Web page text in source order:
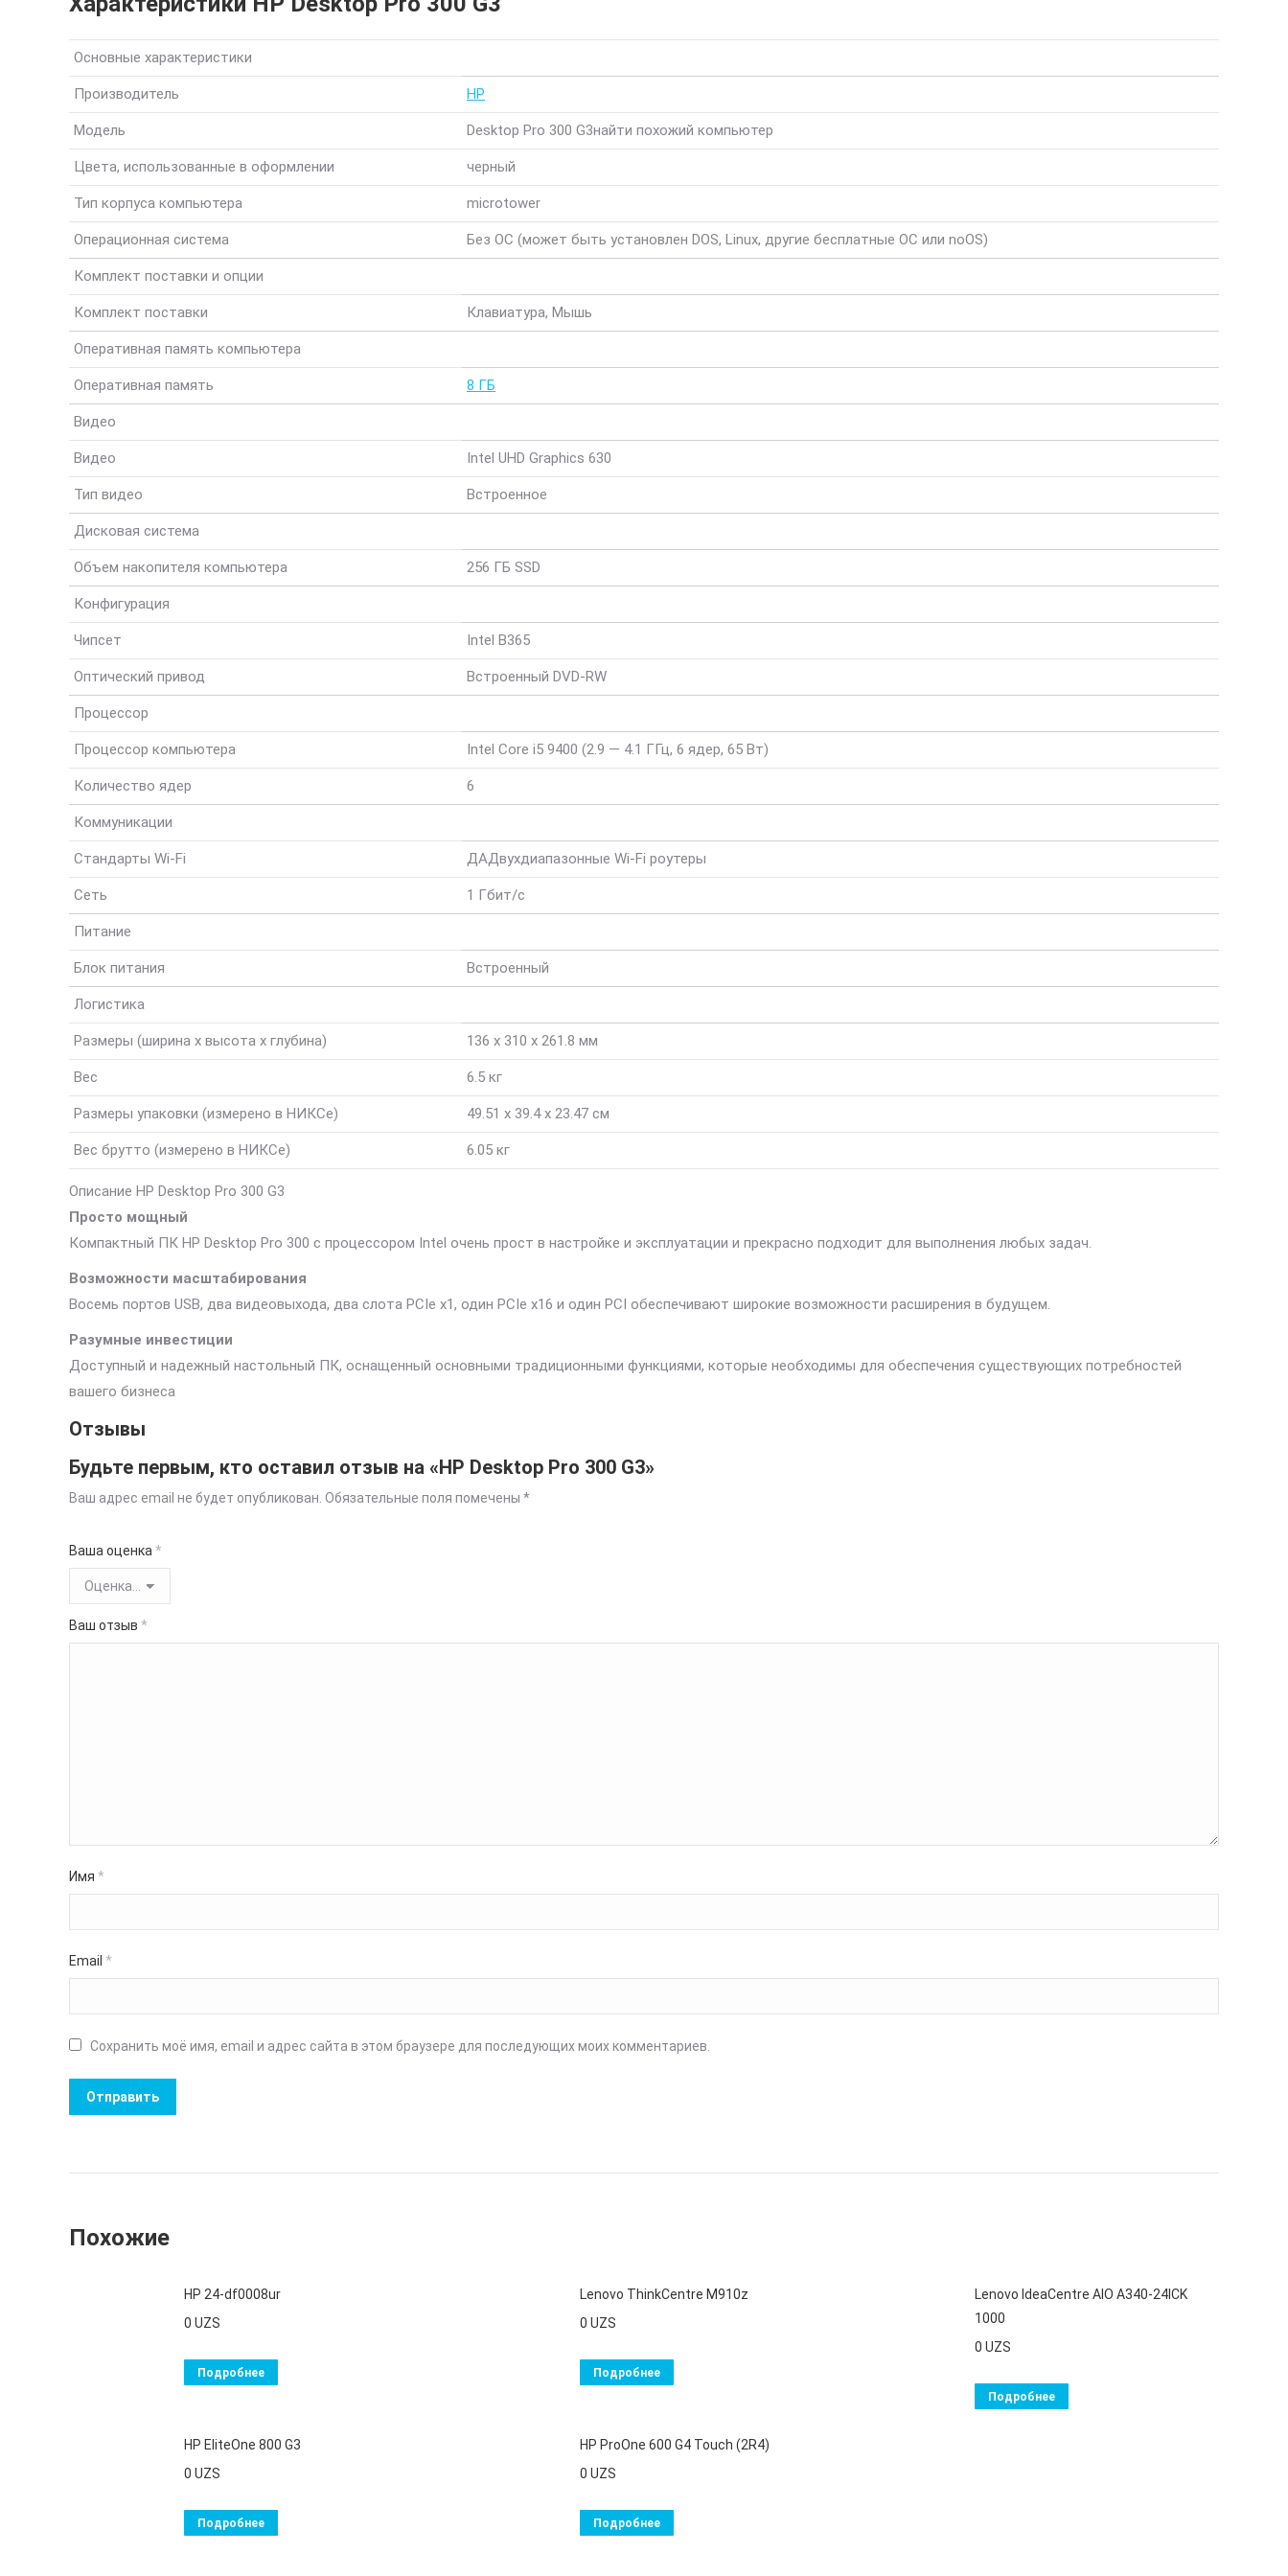
Основные характеристики
Производитель HP
Модель Desktop Pro 300 G3найти похожий компьютер
Цвета, использованные в оформлении черный
Тип корпуса компьютера microtower
Операционная система Без ОС (может быть установлен DOS, Linux, другие бесплатные ОС или noOS)
Комплект поставки и опции
Комплект поставки Клавиатура, Мышь
Оперативная память компьютера
Оперативная память 8 ГБ
Видео
Видео Intel UHD Graphics 630
Тип видео Встроенное
Дисковая система
Объем накопителя компьютера 256 ГБ SSD
Конфигурация
Чипсет Intel B365
Оптический привод Встроенный DVD-RW
Процессор
Процессор компьютера Intel Core i5 9400 (2.9 — 4.1 ГГц, 6 ядер, 65 Вт)
Количество ядер 6
Коммуникации
Стандарты Wi-Fi ДАДвухдиапазонные Wi-Fi роутеры
Сеть 1 Гбит/с
Питание
Блок питания Встроенный
Логистика
Размеры (ширина x высота x глубина) 136 x 310 x 261.8 мм
Вес 6.5 кг
Размеры упаковки (измерено в НИКСе) 49.51 x 39.4 x 23.47 см
Вес брутто (измерено в НИКСе) 6.05 кг
Описание HP Desktop Pro 300 G3
Просто мощный
Компактный ПК HP Desktop Pro 300 с процессором Intel очень прост в настройке и эксплуатации и прекрасно подходит для выполнения любых задач.
Возможности масштабирования
Восемь портов USB, два видеовыхода, два слота PCIe x1, один PCIe x16 и один PCI обеспечивают широкие возможности расширения в будущем.
Разумные инвестиции
Доступный и надежный настольный ПК, оснащенный основными традиционными функциями, которые необходимы для обеспечения существующих потребностей
вашего бизнеса
Отзывы
Будьте первым, кто оставил отзыв на «HP Desktop Pro 300 G3»
Ваш адрес email не будет опубликован. Обязательные поля помечены *
Ваша оценка *
Ваш отзыв *
Имя *
Email *
Сохранить моё имя, email и адрес сайта в этом браузере для последующих моих комментариев.
Похожие
HP 24-df0008ur
0 UZS
Подробнее
Lenovo ThinkCentre M910z
0 UZS
Подробнее
Lenovo IdeaCentre AIO A340-24ICK
1000
0 UZS
Подробнее
HP EliteOne 800 G3
0 UZS
Подробнее
HP ProOne 600 G4 Touch (2R4)
0 UZS
Подробнее